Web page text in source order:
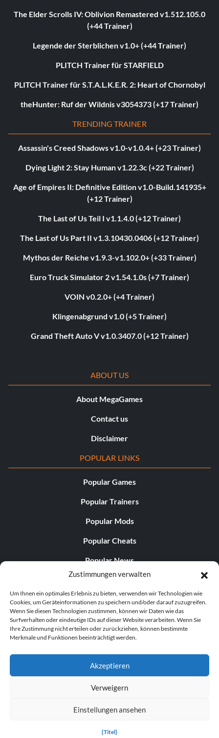
Zustimmungen verwalten
Um Ihnen ein optimales Erlebnis zu bieten, verwenden wir Technologien wie
Cookies, um Geräteinformationen zu speichern und/oder darauf zuzugreifen.
Wenn Sie diesen Technologien zustimmen, können wir Daten wie das
Surfverhalten oder eindeutige IDs auf dieser Website verarbeiten. Wenn Sie
Ihre Zustimmung nicht erteilen oder zurückziehen, können bestimmte
Merkmale und Funktionen beeinträchtigt werden.
Akzeptieren
Verweigern
Einstellungen ansehen
{Titel}
The Elder Scrolls IV: Oblivion Remastered v1.512.105.0
(+44 Trainer)
Legende der Sterblichen v1.0+ (+44 Trainer)
PLITCH Trainer für STARFIELD
PLITCH Trainer für S.T.A.L.K.E.R. 2: Heart of Chornobyl
theHunter: Ruf der Wildnis v3054373 (+17 Trainer)
TRENDING TRAINER
Assassin's Creed Shadows v1.0-v1.0.4+ (+23 Trainer)
Dying Light 2: Stay Human v1.22.3c (+22 Trainer)
Age of Empires II: Definitive Edition v1.0-Build.141935+
(+12 Trainer)
The Last of Us Teil I v1.1.4.0 (+12 Trainer)
The Last of Us Part II v1.3.10430.0406 (+12 Trainer)
Mythos der Reiche v1.9.3-v1.102.0+ (+33 Trainer)
Euro Truck Simulator 2 v1.54.1.0s (+7 Trainer)
VOIN v0.2.0+ (+4 Trainer)
Klingenabgrund v1.0 (+5 Trainer)
Grand Theft Auto V v1.0.3407.0 (+12 Trainer)
ABOUT US
About MegaGames
Contact us
Disclaimer
POPULAR LINKS
Popular Games
Popular Trainers
Popular Mods
Popular Cheats
Popular News
Popular Editorials
Popular Free Games
LATEST UPDATES
© 1998–2026 MegaGames.com All rights reserved
Settings